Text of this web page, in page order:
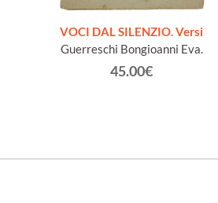
VOCI DAL SILENZIO. Versi
Guerreschi Bongioanni Eva.
45.00€